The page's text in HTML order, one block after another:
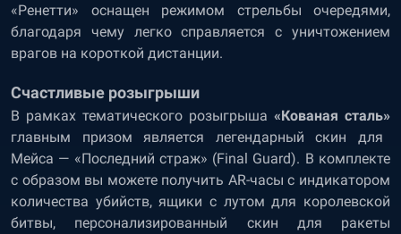
«Ренетти» оснащен режимом стрельбы очередями,
благодаря чему легко справляется с уничтожением
врагов на короткой дистанции.
Счастливые розыгрыши
В рамках тематического розыгрыша «Кованая сталь»
главным призом является легендарный скин для
Мейса — «Последний страж» (Final Guard). В комплекте
с образом вы можете получить AR-часы с индикатором
количества убийств, ящики с лутом для королевской
битвы, персонализированный скин для ракеты